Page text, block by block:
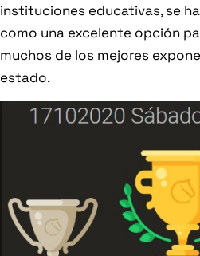
instituciones educativas, se
como una excelente opción
muchos de los mejores
estado.